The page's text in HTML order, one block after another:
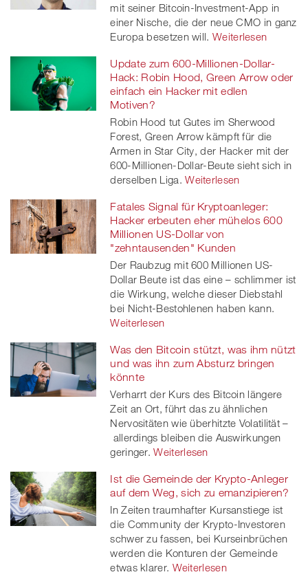
mit seiner Bitcoin-Investment-App in
einer Nische, die der neue CMO in ganz
Europa besetzen will. Weiterlesen
Update zum 600-Millionen-Dollar-
Hack: Robin Hood, Green Arrow oder
einfach ein Hacker mit edlen
Motiven?
Robin Hood tut Gutes im Sherwood
Forest, Green Arrow kämpft für die
Armen in Star City, der Hacker mit der
600-Millionen-Dollar-Beute sieht sich in
derselben Liga. Weiterlesen
Fatales Signal für Kryptoanleger:
Hacker erbeuten eher mühelos 600
Millionen US-Dollar von
"zehntausenden" Kunden
Der Raubzug mit 600 Millionen US-
Dollar Beute ist das eine – schlimmer ist
die Wirkung, welche dieser Diebstahl
bei Nicht-Bestohlenen haben kann.
Weiterlesen
Was den Bitcoin stützt, was ihm nützt
und was ihn zum Absturz bringen
könnte
Verharrt der Kurs des Bitcoin längere
Zeit an Ort, führt das zu ähnlichen
Nervositäten wie überhitzte Volatilität –
allerdings bleiben die Auswirkungen
geringer. Weiterlesen
Ist die Gemeinde der Krypto-Anleger
auf dem Weg, sich zu emanzipieren?
In Zeiten traumhafter Kursanstiege ist
die Community der Krypto-Investoren
schwer zu fassen, bei Kurseinbrüchen
werden die Konturen der Gemeinde
etwas klarer. Weiterlesen